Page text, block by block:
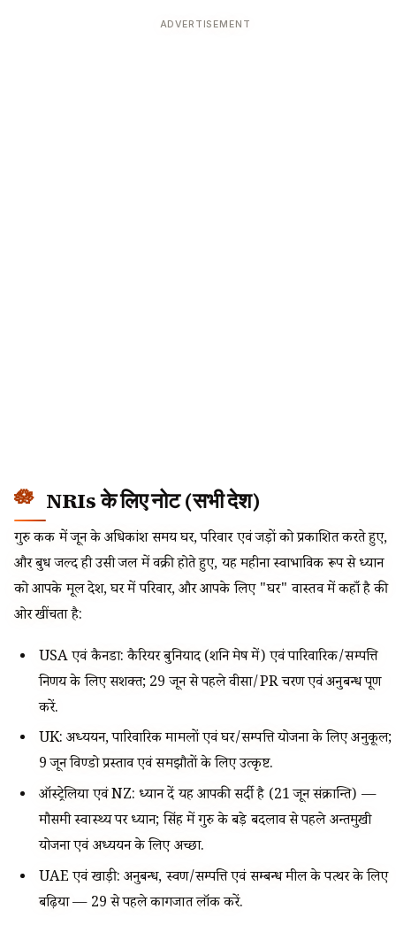
ADVERTISEMENT
NRIs के लिए नोट (सभी देश)
गुरु कर्क में जून के अधिकांश समय घर, परिवार एवं जड़ों को प्रकाशित करते हुए,
और बुध जल्द ही उसी जल में वक्री होते हुए, यह महीना स्वाभाविक रूप से ध्यान
को आपके मूल देश, घर में परिवार, और आपके लिए "घर" वास्तव में कहाँ है की
ओर खींचता है:
USA एवं कैनडा: कैरियर बुनियाद (शनि मेष में) एवं पारिवारिक/सम्पत्ति
निर्णय के लिए सशक्त; 29 जून से पहले वीसा/PR चरण एवं अनुबन्ध पूर्ण
करें.
UK: अध्ययन, पारिवारिक मामलों एवं घर/सम्पत्ति योजना के लिए अनुकूल;
9 जून विण्डो प्रस्ताव एवं समझौतों के लिए उत्कृष्ट.
ऑस्ट्रेलिया एवं NZ: ध्यान दें यह आपकी सर्दी है (21 जून संक्रान्ति) —
मौसमी स्वास्थ्य पर ध्यान; सिंह में गुरु के बड़े बदलाव से पहले अन्तर्मुखी
योजना एवं अध्ययन के लिए अच्छा.
UAE एवं खाड़ी: अनुबन्ध, स्वर्ण/सम्पत्ति एवं सम्बन्ध मील के पत्थर के लिए
बढ़िया — 29 से पहले कागजात लॉक करें.